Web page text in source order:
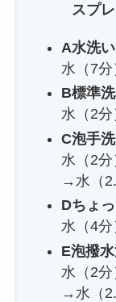
スプ
A水洗
水（7分
B標準
水（2
C泡手
水（2
→水（
Dちょ
水（4分
E泡撥
水（2
→水（